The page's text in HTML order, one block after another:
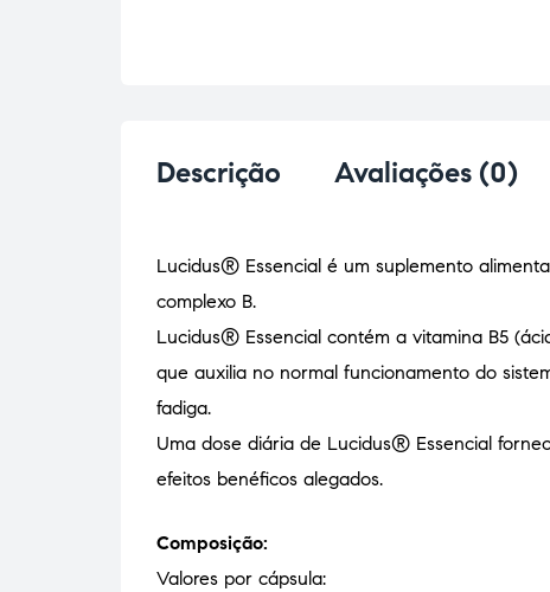
Descrição Avaliações (0)
Lucidus® Essencial é um suplemento
complexo B.
Lucidus® Essencial contém a vitamina B5
que auxilia no normal funcionamento do
fadiga.
Uma dose diária de Lucidus® Essencial
efeitos benéficos alegados.
Composição:
Valores por cápsula: